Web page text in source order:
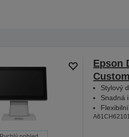
Epson
Stylový
Snadná
A61CH62101